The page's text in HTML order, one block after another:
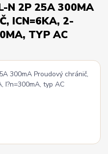
N 2P 25A 300MA
ICN=6KA, 2-
TYP AC